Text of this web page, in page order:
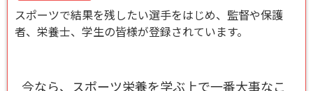
スポーツで結果を残したい選手をはじめ、監督や保護
者、栄養士、学生の皆様が登録されています。
今なら、スポーツ栄養を学ぶ上で一番大事なこ